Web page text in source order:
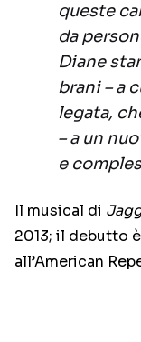
queste
da
Diane
brani – a
legata,
– a un
e
Il musical di
2013; il debutto
all’American